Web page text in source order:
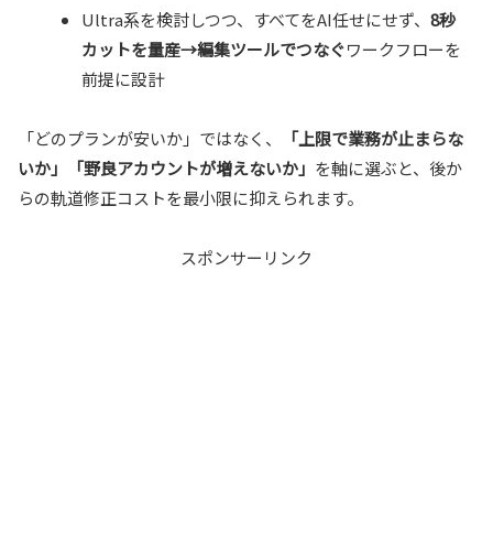
Ultra系を検討しつつ、すべてをAI任せにせず、 8秒
カットを量産→編集ツールでつなぐワークフローを
前提に設計
「どのプランが安いか」ではなく、
「上限で業務が止まらな
いか」「野良アカウントが増えないか」 を軸に選ぶと、後か
らの軌道修正コストを最小限に抑えられます。
スポンサーリンク